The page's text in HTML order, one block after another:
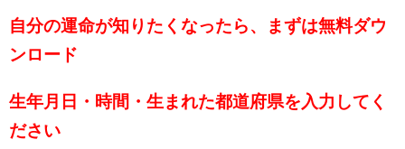
自分の運命が知りたくなったら、まずは無料ダウ
ンロード
生年月日・時間・生まれた都道府県を入力してく
ださい